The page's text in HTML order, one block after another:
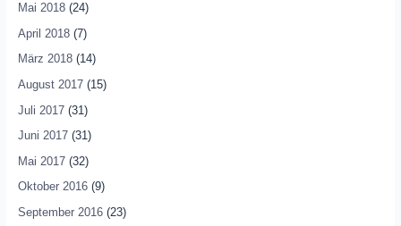
Mai 2018(24)
April 2018(7)
März 2018(14)
August 2017(15)
Juli 2017(31)
Juni 2017(31)
Mai 2017(32)
Oktober 2016(9)
September 2016(23)